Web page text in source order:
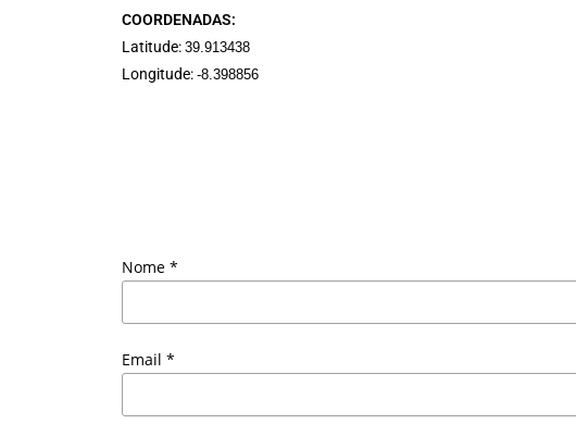
COORDENADAS:
Latitude: 39.913438
Longitude: -8.398856
Nome *
Email *